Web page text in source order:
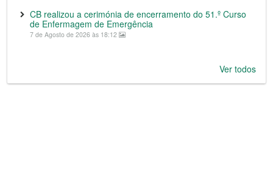
CB realizou a cerimónia de encerramento do 51.º Curso
de Enfermagem de Emergência
7 de Agosto de 2026 às 18:12
Ver todos